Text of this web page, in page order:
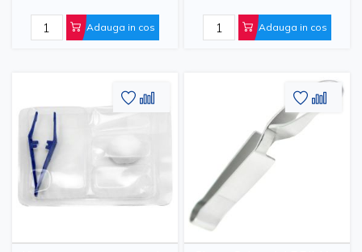
Adauga in cos Adauga in cos
Adaugati
Dorinte
Adaugati
pentru
la
Lista